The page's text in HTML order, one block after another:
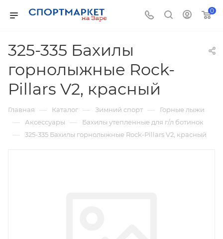
0
325-335 Бахилы
горнолыжные Rock-
Pillars V2, красный
Главная — Каталог — Зимний спорт — Горные лыжи
— Аксессуары — Бахилы утепленные для г/л ботинок
— 325-335 Бахилы горнолыжные Rock-Pillars V2, красный